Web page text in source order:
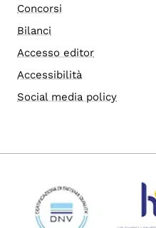
Concorsi
Bilanci
Accesso editor
Accessibilità
Social media policy